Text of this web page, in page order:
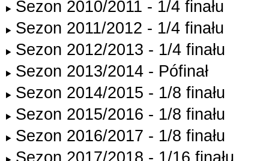
Sezon 2010/2011 - 1/4 finału
Sezon 2011/2012 - 1/4 finału
Sezon 2012/2013 - 1/4 finału
Sezon 2013/2014 - Pófinał
Sezon 2014/2015 - 1/8 finału
Sezon 2015/2016 - 1/8 finału
Sezon 2016/2017 - 1/8 finału
Sezon 2017/2018 - 1/16 finału